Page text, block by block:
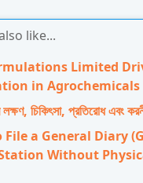
like...
Limited
in Agrochemicals
চিকিৎসা, প্রতিরোধ এবং
File a General Diary
Without